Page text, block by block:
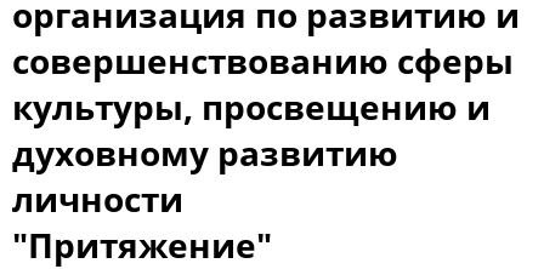
организация по развитию и
совершенствованию сферы
культуры, просвещению и
духовному развитию
личности
"Притяжение"